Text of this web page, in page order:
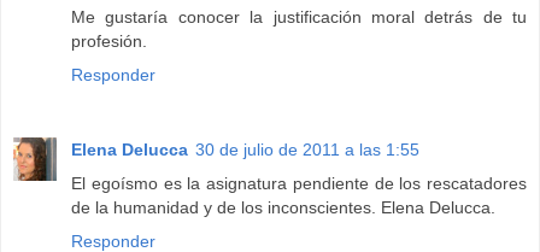
Me gustaría conocer la justificación moral detrás de tu
profesión.
Responder
Elena Delucca 30 de julio de 2011 a las 1:55
El egoísmo es la asignatura pendiente de los rescatadores
de la humanidad y de los inconscientes. Elena Delucca.
Responder